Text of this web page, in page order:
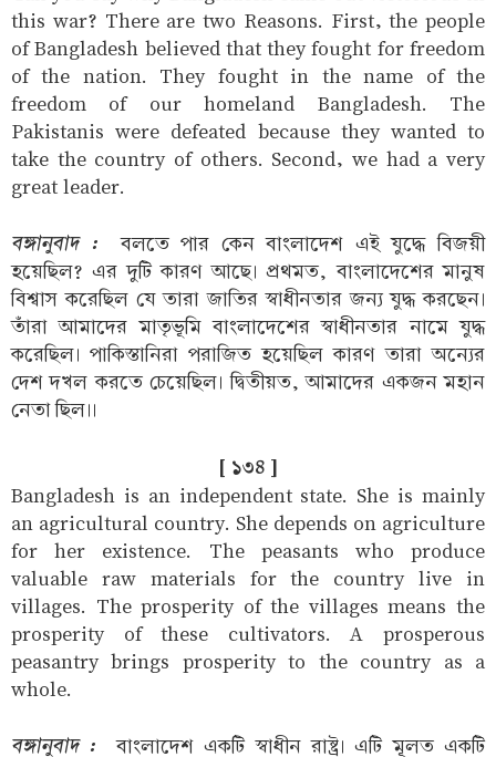
this war? There are two Reasons. First, the people
of Bangladesh believed that they fought for freedom
of the nation. They fought in the name of the
freedom of our homeland Bangladesh. The
Pakistanis were defeated because they wanted to
take the country of others. Second, we had a very
great leader.
বঙ্গানুবাদ :
বলতে পার কেন বাংলাদেশ এই যুদ্ধে বিজয়ী
হয়েছিল? এর দুটি কারণ আছে। প্রথমত, বাংলাদেশের মানুষ
বিশ্বাস করেছিল যে তারা জাতির স্বাধীনতার জন্য যুদ্ধ করছেন।
তাঁরা আমাদের মাতৃভূমি বাংলাদেশের স্বাধীনতার নামে যুদ্ধ
করেছিল। পাকিস্তানিরা পরাজিত হয়েছিল কারণ তারা অন্যের
দেশ দখল করতে চেয়েছিল। দ্বিতীয়ত, আমাদের একজন মহান
নেতা ছিল।।
[ ১৩৪ ]
Bangladesh is an independent state. She is mainly
an agricultural country. She depends on agriculture
for her existence. The peasants who produce
valuable raw materials for the country live in
villages. The prosperity of the villages means the
prosperity of these cultivators. A prosperous
peasantry brings prosperity to the country as a
whole.
বঙ্গানুবাদ :
বাংলাদেশ একটি স্বাধীন রাষ্ট্র। এটি মূলত একটি